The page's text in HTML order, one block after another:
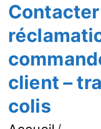
Contacter
client –
colis